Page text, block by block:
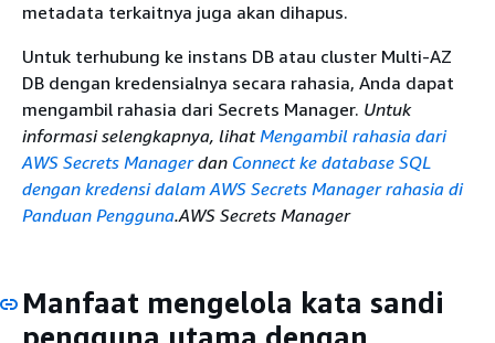
metadata terkaitnya juga akan dihapus.
Untuk terhubung ke instans DB atau cluster Multi-AZ
DB dengan kredensialnya secara rahasia, Anda dapat
mengambil rahasia dari Secrets Manager. Untuk
informasi selengkapnya, lihatMengambil rahasia dari
AWS Secrets Managerdan Connect ke database SQL
dengan kredensi dalam AWS Secrets Manager rahasia di
Panduan Pengguna.AWS Secrets Manager
Manfaat mengelola kata sandi